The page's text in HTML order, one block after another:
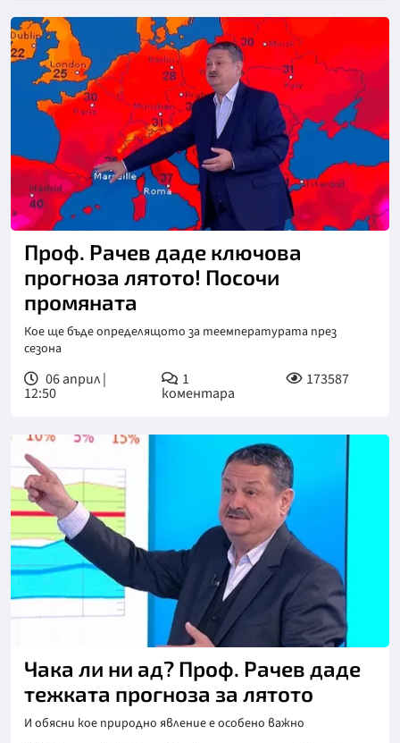
Проф. Рачев даде ключова
прогноза лятото! Посочи
промяната
Кое ще бъде определящото за теемпературата през
сезона
06 април |
12:50
1
коментара
173587
Чака ли ни ад? Проф. Рачев даде
тежката прогноза за лятото
И обясни кое природно явление е особено важно